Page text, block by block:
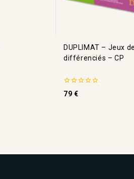
DUPLIMAT – Jeux
différenciés – CP
0
de
79 €